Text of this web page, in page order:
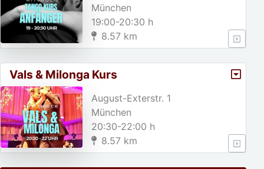
München
19:00-20:30 h
8.57 km
Vals & Milonga Kurs
August-Exterstr. 1
München
20:30-22:00 h
8.57 km